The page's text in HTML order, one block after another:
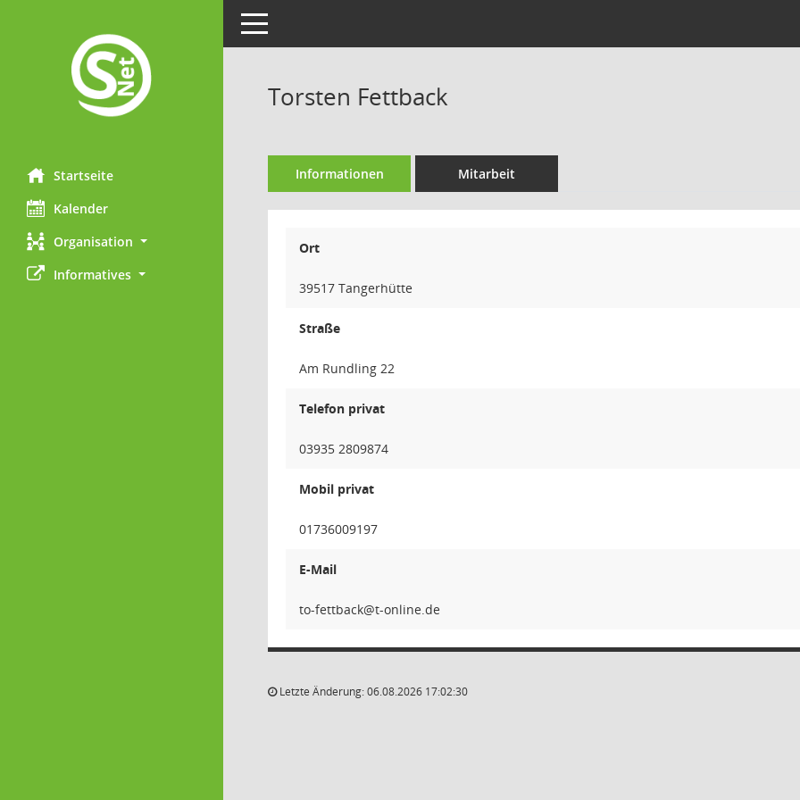
Startseite
Kalender
Organisation
Informatives
Toggle navigation
Torsten Fettback
Informationen Mitarbeit
Ort
39517 Tangerhütte
Straße
Am Rundling 22
Telefon privat
03935 2809874
Mobil privat
01736009197
E-Mail
kcabt
Letzte Änderung: 06.08.2026 17:02:30